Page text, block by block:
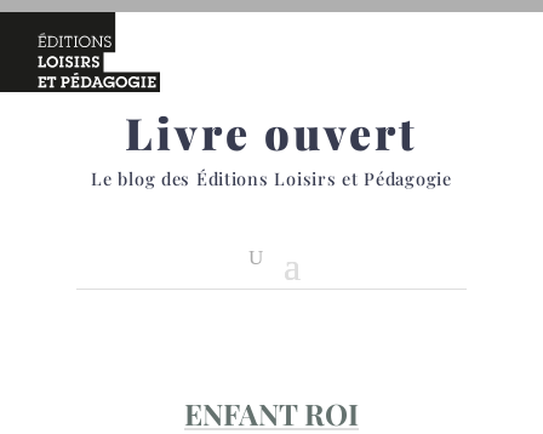
Livre ouvert
Le blog des Éditions Loisirs et Pédagogie
ENFANT ROI